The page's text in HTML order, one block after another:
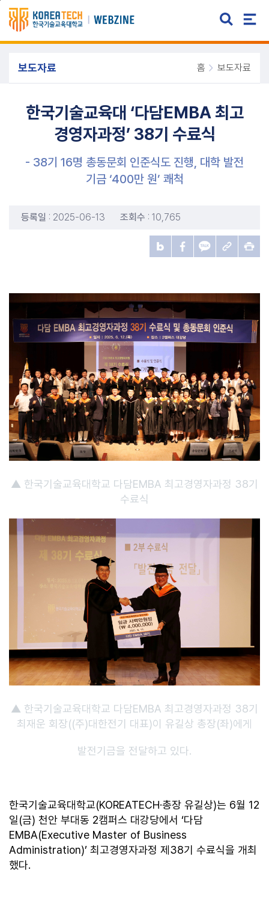
주메뉴 바로가기
본문 바로가기
보도자료 홈 보도자료
한국기술교육대 ‘다담EMBA 최고
경영자과정’ 38기 수료식
- 38기 16명 총동문회 인준식도 진행, 대학 발전
기금 ‘400만 원’ 쾌척
등록일 : 2025-06-13 조회수 : 10,765
▲ 한국기술교육대학교 다담EMBA 최고경영자과정 38기
수료식
▲ 한국기술교육대학교 다담EMBA 최고경영자과정 38기
최재운 회장((주)대한전기 대표)이 유길상 총장(좌)에게
발전기금을 전달하고 있다.
한국기술교육대학교(KOREATECH·총장 유길상)는 6월 12
일(금) 천안 부대동 2캠퍼스 대강당에서 ‘다담
EMBA(Executive Master of Business
Administration)’ 최고경영자과정 제38기 수료식을 개최
했다.